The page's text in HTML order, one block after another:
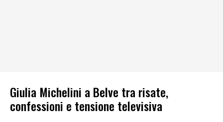
Giulia Michelini a Belve tra risate,
confessioni e tensione televisiva